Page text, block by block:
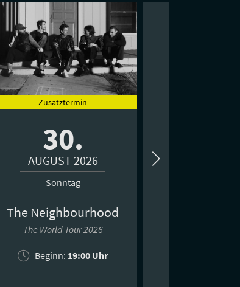
Zusatztermin
30.
AUGUST 2026
Sonntag
The Neighbourhood
The World Tour 2026
Beginn: 19:00 Uhr